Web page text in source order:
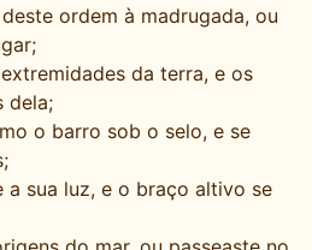
ordem à madrugada, ou
da terra, e os
dela;
o barro sob o selo, e se
a sua luz, e o braço altivo se